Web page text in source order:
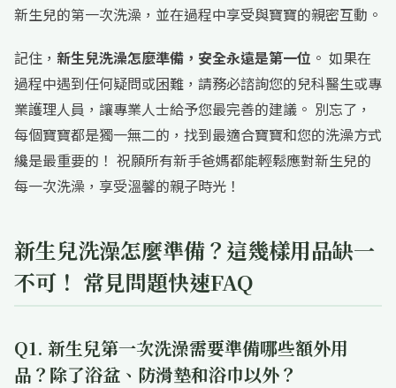
新生兒的第一次洗澡，並在過程中享受與寶寶的親密互動。
記住， 新生兒洗澡怎麼準備，安全永遠是第一位 。 如果在
過程中遇到任何疑問或困難，請務必諮詢您的兒科醫生或專
業護理人員，讓專業人士給予您最完善的建議。 別忘了，
每個寶寶都是獨一無二的，找到最適合寶寶和您的洗澡方式
纔是最重要的！ 祝願所有新手爸媽都能輕鬆應對新生兒的
每一次洗澡，享受溫馨的親子時光！
新生兒洗澡怎麼準備？這幾樣用品缺一
不可！ 常見問題快速FAQ
Q1. 新生兒第一次洗澡需要準備哪些額外用
品？除了浴盆、防滑墊和浴巾以外？